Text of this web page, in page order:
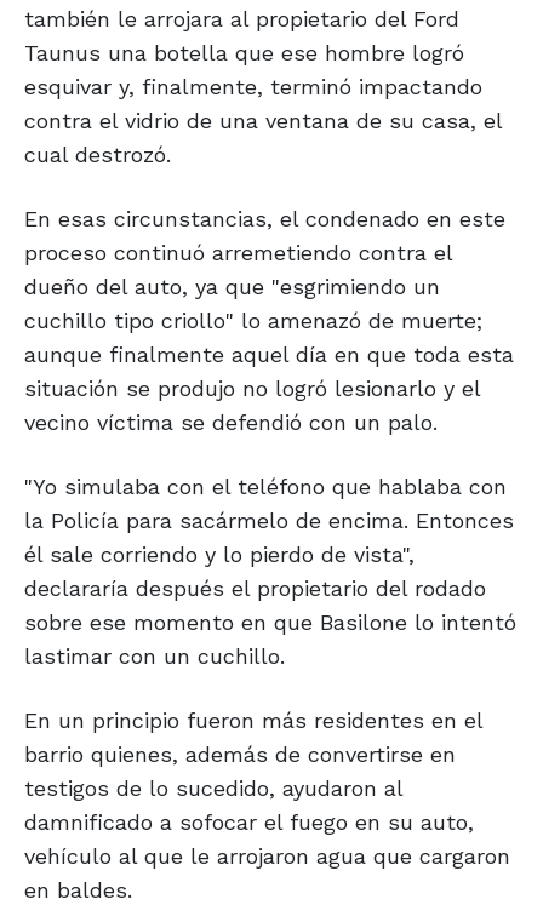
también le arrojara al propietario del Ford
Taunus una botella que ese hombre logró
esquivar y, finalmente, terminó impactando
contra el vidrio de una ventana de su casa, el
cual destrozó.
En esas circunstancias, el condenado en este
proceso continuó arremetiendo contra el
dueño del auto, ya que "esgrimiendo un
cuchillo tipo criollo" lo amenazó de muerte;
aunque finalmente aquel día en que toda esta
situación se produjo no logró lesionarlo y el
vecino víctima se defendió con un palo.
"Yo simulaba con el teléfono que hablaba con
la Policía para sacármelo de encima. Entonces
él sale corriendo y lo pierdo de vista",
declararía después el propietario del rodado
sobre ese momento en que Basilone lo intentó
lastimar con un cuchillo.
En un principio fueron más residentes en el
barrio quienes, además de convertirse en
testigos de lo sucedido, ayudaron al
damnificado a sofocar el fuego en su auto,
vehículo al que le arrojaron agua que cargaron
en baldes.